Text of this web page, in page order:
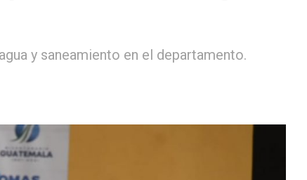
y saneamiento en el departamento.